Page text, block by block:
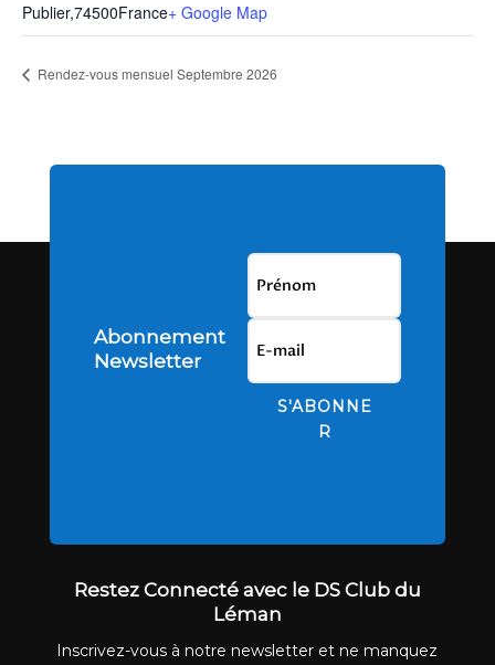
Publier,74500France+ Google Map
Rendez-vous mensuel Septembre 2026
Abonnement
Newsletter
S'ABONNE
R
Restez Connecté avec le DS Club du
Léman
Inscrivez-vous à notre newsletter et ne manquez